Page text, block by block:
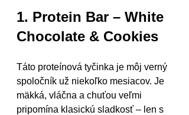
1. Protein Bar – White
Chocolate & Cookies
Táto proteínová tyčinka je môj verný
spoločník už niekoľko mesiacov. Je
mäkká, vláčna a chuťou veľmi
pripomína klasickú sladkosť – len s